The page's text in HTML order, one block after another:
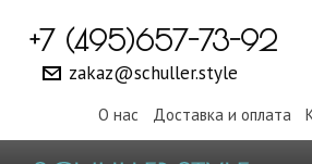
+7 (495)657-73-92
zakaz@schuller.style
О нас Доставка и оплата